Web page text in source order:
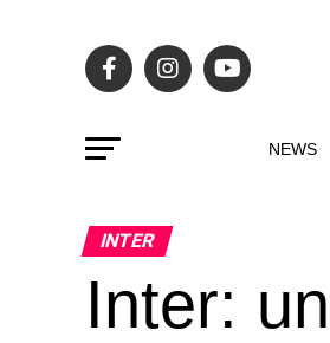
NEWS
INTER
Inter: